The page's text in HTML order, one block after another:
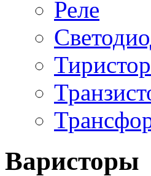
Реле
Варисторы